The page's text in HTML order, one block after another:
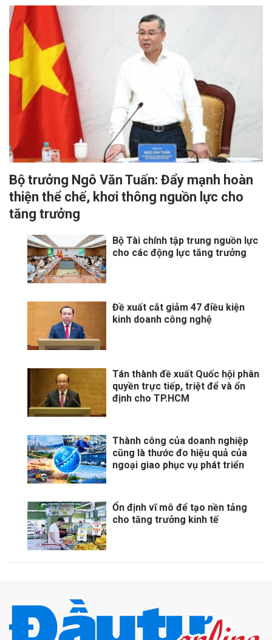
Bộ trưởng Ngô Văn Tuấn: Đẩy mạnh hoàn
thiện thể chế, khơi thông nguồn lực cho
tăng trưởng
Bộ Tài chính tập trung nguồn lực
cho các động lực tăng trưởng
​Đề xuất cắt giảm 47 điều kiện
kinh doanh công nghệ
Tán thành đề xuất Quốc hội phân
quyền trực tiếp, triệt để và ổn
định cho TP.HCM
Thành công của doanh nghiệp
cũng là thước đo hiệu quả của
ngoại giao phục vụ phát triển
Ổn định vĩ mô để tạo nền tảng
cho tăng trưởng kinh tế